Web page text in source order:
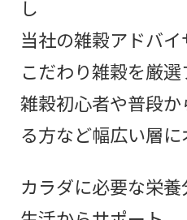
し
当社の雑穀アドバ
こだわり雑穀を厳選
雑穀初心者や普段
る方など幅広い層
カラダに必要な栄